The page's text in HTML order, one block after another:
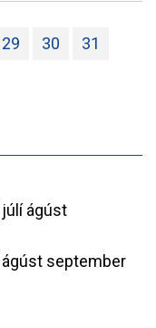
29 30
31
júlíágúst
ágúst september